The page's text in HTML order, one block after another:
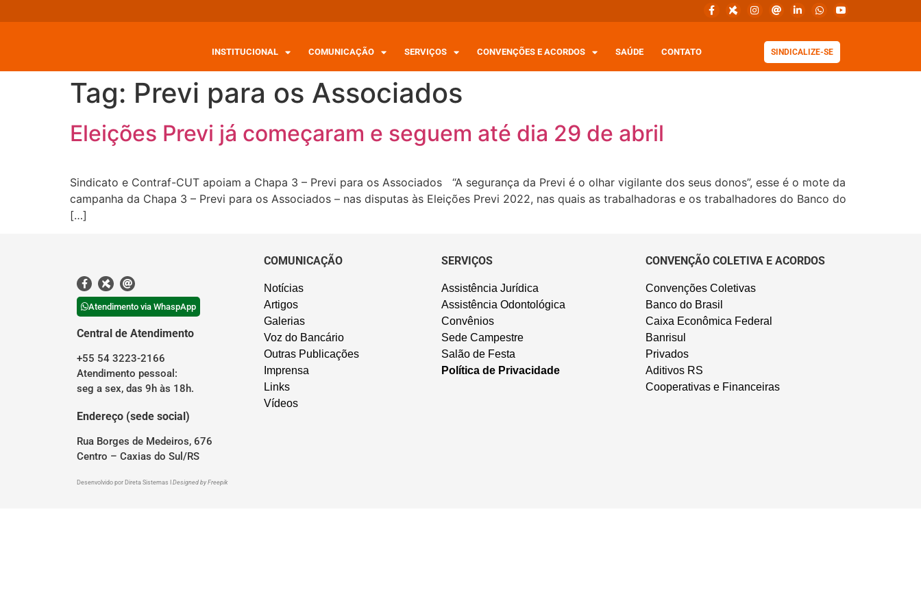
INSTITUCIONAL COMUNICAÇÃO SERVIÇOS CONVENÇÕES E ACORDOS SAÚDE CONTATO SINDICALIZE-SE
Tag: Previ para os Associados
Eleições Previ já começaram e seguem até dia 29 de abril
Sindicato e Contraf-CUT apoiam a Chapa 3 – Previ para os Associados “A segurança da Previ é o olhar vigilante dos seus donos”, esse é o mote da
campanha da Chapa 3 – Previ para os Associados – nas disputas às Eleições Previ 2022, nas quais as trabalhadoras e os trabalhadores do Banco do
[…]
Atendimento via WhaspApp
Central de Atendimento
+55 54 3223-2166
Atendimento pessoal:
seg a sex, das 9h às 18h.
Endereço (sede social)
Rua Borges de Medeiros, 676
Centro – Caxias do Sul/RS
Desenvolvido por Direta Sistemas Designed by Freepik
COMUNICAÇÃO
Notícias
Artigos
Galerias
Voz do Bancário
Outras Publicações
Imprensa
Links
Vídeos
SERVIÇOS
Assistência Jurídica
Assistência Odontológica
Convênios
Sede Campestre
Salão de Festa
Política de Privacidade
CONVENÇÃO COLETIVA E ACORDOS
Convenções Coletivas
Banco do Brasil
Caixa Econômica Federal
Banrisul
Privados
Aditivos RS
Cooperativas e Financeiras